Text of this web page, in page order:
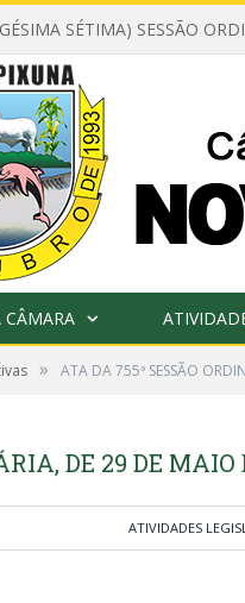
SÉTIMA) SESSÃO
CÂMARA
» ATA DA 755ª SESSÃO
DE 29 DE MAIO
ATIVIDADES